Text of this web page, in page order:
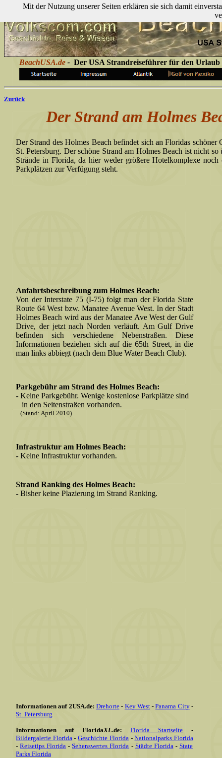
BeachUSA.de -Der USA Strandreiseführer für den Urlaub
Zurück
Der Strand am Holmes
Der Strand des Holmes Beach befindet sich an Floridas schöner
St. Petersburg. Der schöne Strand am Holmes Beach ist nicht so
Strände in Florida, da hier weder größere Hotelkomplexe noch
Parkplätzen zur Verfügung steht.
Anfahrtsbeschreibung zum Holmes Beach:
Von der Interstate 75 (I-75) folgt man der Florida State
Route 64 West bzw. Manatee Avenue West. In der Stadt
Holmes Beach wird aus der Manatee Ave West der Gulf
Drive, der jetzt nach Norden verläuft. Am Gulf Drive
befinden sich verschiedene Nebenstraßen. Diese
Informationen beziehen sich auf die 65th Street, in die
man links abbiegt (nach dem Blue Water Beach Club).
Parkgebühr am Strand des Holmes Beach:
- Keine Parkgebühr. Wenige kostenlose Parkplätze sind
in den Seitenstraßen vorhanden.
(Stand: April 2010)
Infrastruktur am Holmes Beach:
- Keine Infrastruktur vorhanden.
Strand Ranking des Holmes Beach:
- Bisher keine Plazierung im Strand Ranking.
Informationen auf 2USA.de: Drehorte- Key West-Panama City-
St. Petersburg
Informationen auf FloridaXL.de: Florida Startseite -
Bildergalerie Florida-Geschichte Florida-Nationalparks Florida
-Reisetips Florida -Sehenswertes Florida - Städte Florida- State
Parks Florida
Mit der Nutzung unserer Seiten erklären sie sich damit